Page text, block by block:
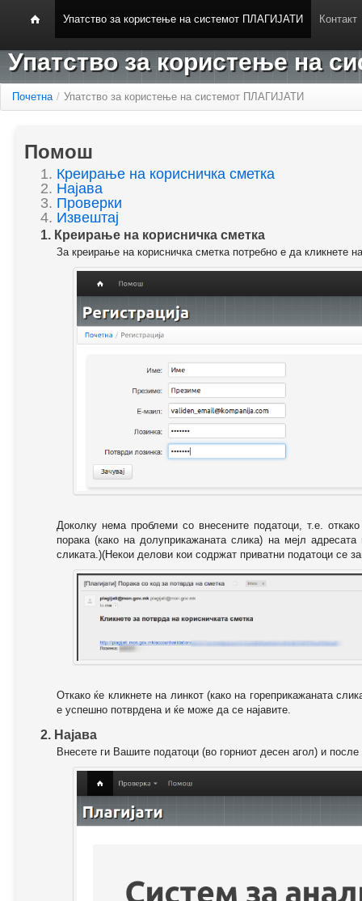
Упатство за користење на системот ПЛАГИЈАТИ Контакт
Упатство за користење на
Почетна / Упатство за користење на системот ПЛАГИЈАТИ
Помош
1. Креирање на корисничка сметка
2. Најава
3. Проверки
4. Извештај
1. Креирање на корисничка сметка
За креирање на корисничка сметка потребно е да кликнете
Доколку нема проблеми со внесените податоци, т.е.
порака (како на долуприкажаната слика) на мејл
сликата.)(Некои делови кои содржат приватни податоци се
Откако ќе кликнете на линкот (како на гореприкажаната
е успешно потврдена и ќе може да се најавите.
2. Најава
Внесете ги Вашите податоци (во горниот десен агол) и